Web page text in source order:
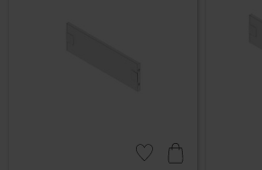
Gem som favorit